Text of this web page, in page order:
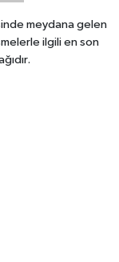
meydana gelen
ilgili en son